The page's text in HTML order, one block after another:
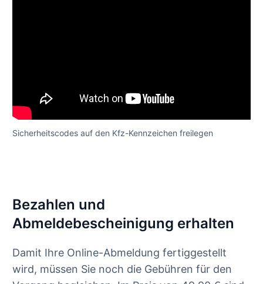
Sicherheitscodes auf den Kfz-Kennzeichen freilegen
Bezahlen und
Abmeldebescheinigung erhalten
Damit Ihre Online-Abmeldung fertiggestellt
wird, müssen Sie noch die Gebühren für den